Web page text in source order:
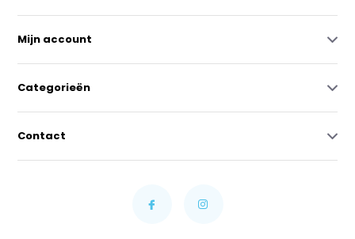
Mijn account
Categorieën
Contact